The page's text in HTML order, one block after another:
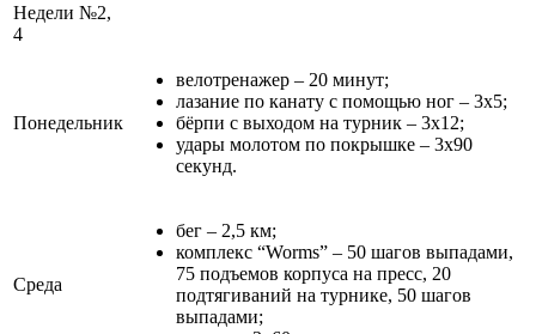
Недели №2,
4
Понедельник
велотренажер – 20 минут;
лазание по канату с помощью ног – 3х5;
бёрпи с выходом на турник – 3х12;
удары молотом по покрышке – 3х90
секунд.
Среда
бег – 2,5 км;
комплекс “Worms” – 50 шагов выпадами,
75 подъемов корпуса на пресс, 20
подтягиваний на турнике, 50 шагов
выпадами;